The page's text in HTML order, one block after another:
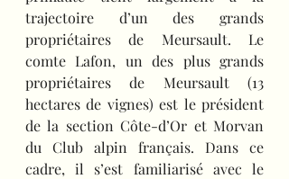
trajectoire d’un des grands
propriétaires de Meursault. Le
comte Lafon, un des plus grands
propriétaires de Meursault (13
hectares de vignes) est le président
de la section Côte-d’Or et Morvan
du Club alpin français. Dans ce
cadre, il s’est familiarisé avec le